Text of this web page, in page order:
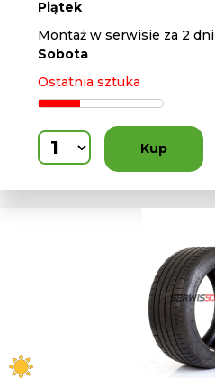
Piątek
Montaż w serwisie za 2 dni
Sobota
Ostatnia sztuka
Kup